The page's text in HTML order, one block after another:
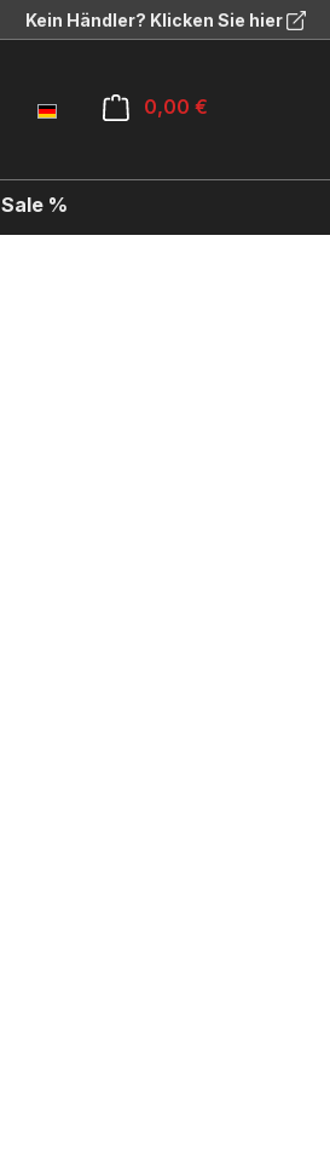
Kein Händler? Klicken Sie hier
0,00 €
Sale %